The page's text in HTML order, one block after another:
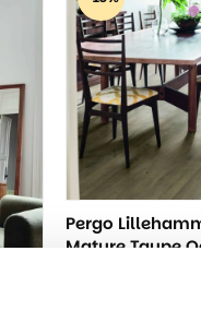
Pergo
Mature Taupe